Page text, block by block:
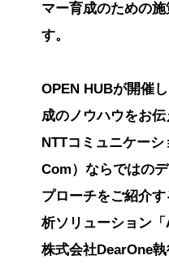
マー育成のための
す。
OPEN HUBが開催
成のノウハウをお伝
NTTコミュニケー
Com）ならではの
プローチをご紹介
析ソリューション
株式会社DearOne